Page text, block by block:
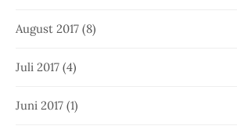
August 2017 (8)
Juli 2017 (4)
Juni 2017 (1)